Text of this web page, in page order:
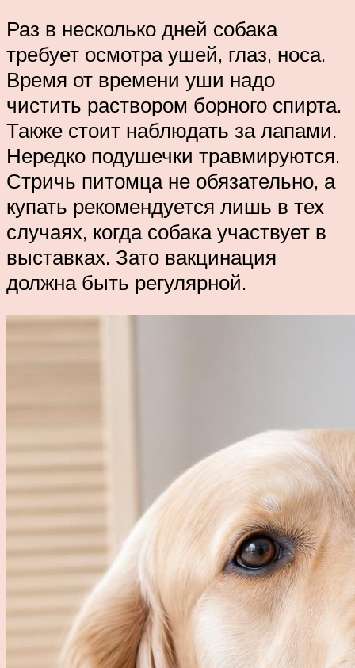
Раз в несколько дней собака
требует осмотра ушей, глаз, носа.
Время от времени уши надо
чистить раствором борного спирта.
Также стоит наблюдать за лапами.
Нередко подушечки травмируются.
Стричь питомца не обязательно, а
купать рекомендуется лишь в тех
случаях, когда собака участвует в
выставках. Зато вакцинация
должна быть регулярной.